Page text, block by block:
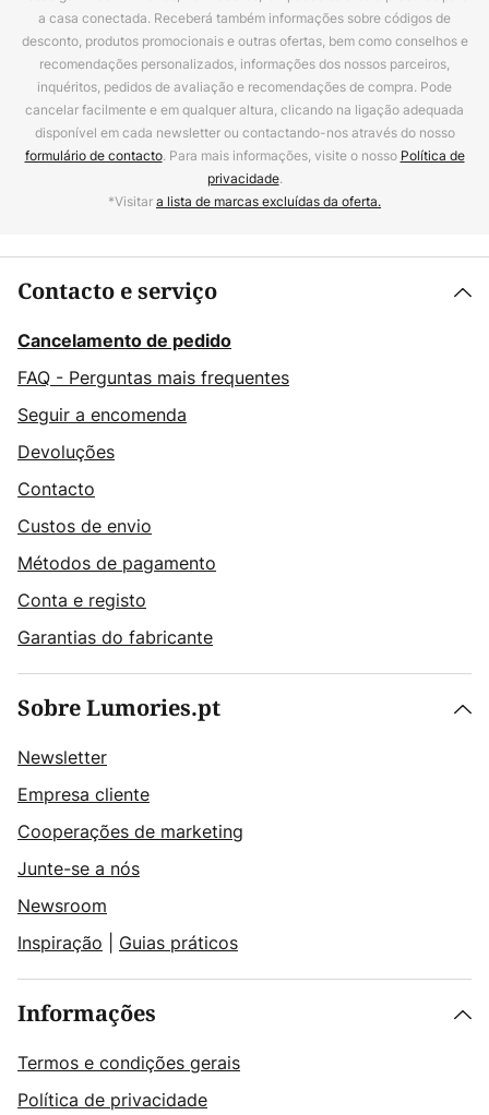
a casa conectada. Receberá também informações sobre códigos de
desconto, produtos promocionais e outras ofertas, bem como conselhos e
recomendações personalizados, informações dos nossos parceiros,
inquéritos, pedidos de avaliação e recomendações de compra. Pode
cancelar facilmente e em qualquer altura, clicando na ligação adequada
disponível em cada newsletter ou contactando-nos através do nosso
formulário de contacto. Para mais informações, visite o nosso Política de
privacidade.
*Visitara lista de marcas excluídas da oferta.
Contacto e serviço
Cancelamento de pedido
FAQ - Perguntas mais frequentes
Seguir a encomenda
Devoluções
Contacto
Custos de envio
Métodos de pagamento
Conta e registo
Garantias do fabricante
Sobre Lumories.pt
Newsletter
Empresa cliente
Cooperações de marketing
Junte-se a nós
Newsroom
Inspiração
Guias práticos
Informações
Termos e condições gerais
Política de privacidade